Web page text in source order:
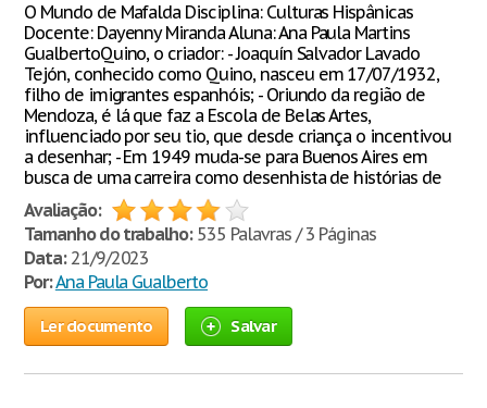
O Mundo de Mafalda Disciplina: Culturas Hispânicas
Docente: Dayenny Miranda Aluna: Ana Paula Martins
GualbertoQuino, o criador: - Joaquín Salvador Lavado
Tejón, conhecido como Quino, nasceu em 17/07/1932,
filho de imigrantes espanhóis; - Oriundo da região de
Mendoza, é lá que faz a Escola de Belas Artes,
influenciado por seu tio, que desde criança o incentivou
a desenhar; - Em 1949 muda-se para Buenos Aires em
busca de uma carreira como desenhista de histórias de
Avaliação:
Tamanho do trabalho:535 Palavras / 3 Páginas
Data:21/9/2023
Por:Ana Paula Gualberto
Ler documento Salvar